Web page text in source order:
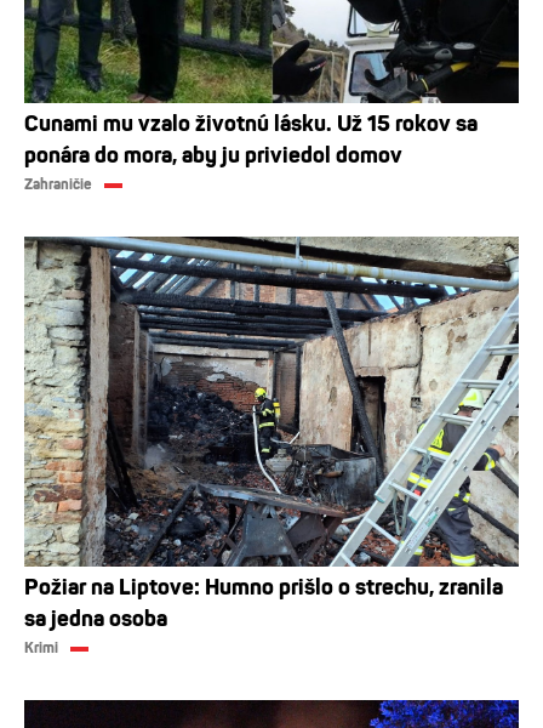
Cunami mu vzalo životnú lásku. Už 15 rokov sa
ponára do mora, aby ju priviedol domov
Zahraničie
Požiar na Liptove: Humno prišlo o strechu, zranila
sa jedna osoba
Krimi